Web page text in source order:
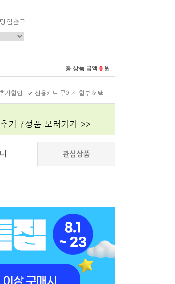
일출고
총 상품 금액 0 원
가할인 ✔ 신용카드 무이자 할부 혜택
관심상품